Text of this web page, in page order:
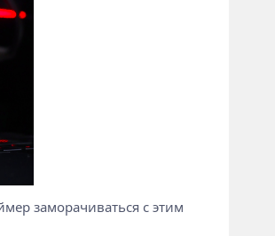
заморачиваться с этим